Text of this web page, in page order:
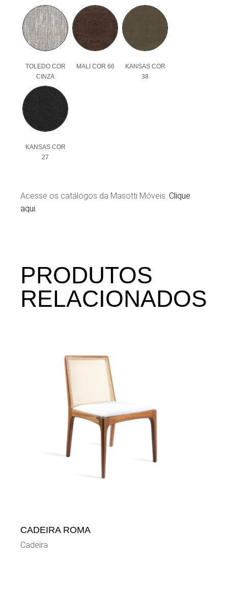
TOLEDO COR
CINZA
MALI COR 66
KANSAS COR
38
KANSAS COR
27
Acesse os catálogos da Masotti Móveis. Clique
aqui.
PRODUTOS
RELACIONADOS
CADEIRA ROMA
Cadeira